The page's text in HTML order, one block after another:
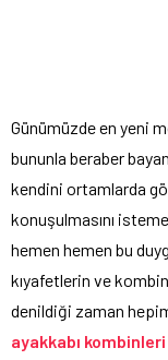
Günümüzde en yeni
bununla beraber
kendini ortamlarda
konuşulmasını
hemen hemen bu
kıyafetlerin ve
denildiği zaman
ayakkabı kombinleri